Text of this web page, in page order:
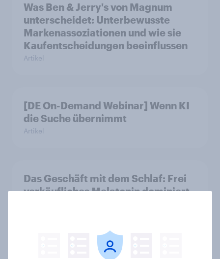
Was Ben & Jerry's von Magnum
unterscheidet: Unterbewusste
Markenassoziationen und wie sie
Kaufentscheidungen beeinflussen
Artikel
[DE On-Demand Webinar] Wenn KI
die Suche übernimmt
Artikel
Das Geschäft mit dem Schlaf: Frei
verkäufliches Melatonin dominiert,